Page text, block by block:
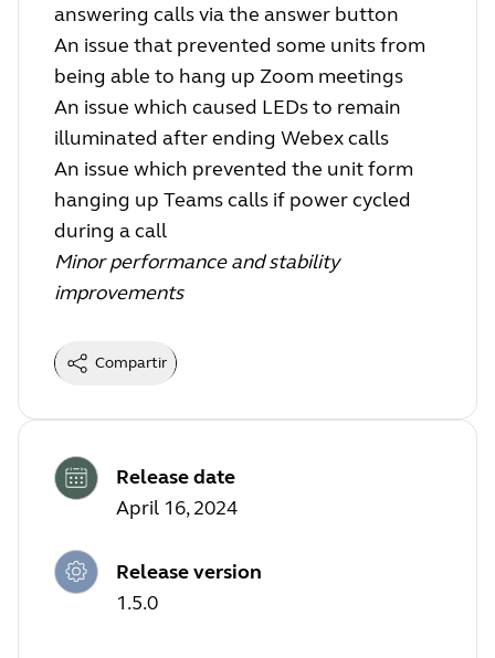
answering calls via the answer button
An issue that prevented some units from
being able to hang up Zoom meetings
An issue which caused LEDs to remain
illuminated after ending Webex calls
An issue which prevented the unit form
hanging up Teams calls if power cycled
during a call
Minor performance and stability
improvements
Compartir
Release date
April 16, 2024
Release version
1.5.0